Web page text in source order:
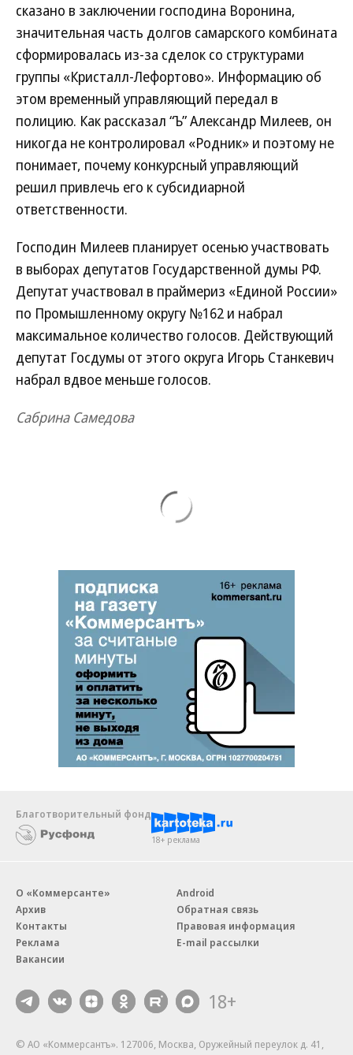
сказано в заключении господина Воронина,
значительная часть долгов самарского комбината
сформировалась из-за сделок со структурами
группы «Кристалл-Лефортово». Информацию об
этом временный управляющий передал в
полицию. Как рассказал “Ъ” Александр Милеев, он
никогда не контролировал «Родник» и поэтому не
понимает, почему конкурсный управляющий
решил привлечь его к субсидиарной
ответственности.
Господин Милеев планирует осенью участвовать
в выборах депутатов Государственной думы РФ.
Депутат участвовал в праймериз «Единой России»
по Промышленному округу №162 и набрал
максимальное количество голосов. Действующий
депутат Госдумы от этого округа Игорь Станкевич
набрал вдвое меньше голосов.
Сабрина Самедова
Благотворительный фонд
18+ реклама
О «Коммерсанте»
Архив
Контакты
Реклама
Вакансии
Android
Обратная связь
Правовая информация
E-mail рассылки
18+
© АО «Коммерсантъ». 127006, Москва, Оружейный переулок д. 41,